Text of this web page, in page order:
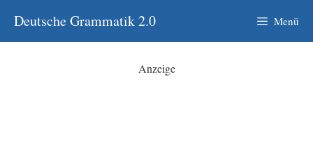
Inhalt
springen
Deutsche Grammatik 2.0 Menü
Anzeige